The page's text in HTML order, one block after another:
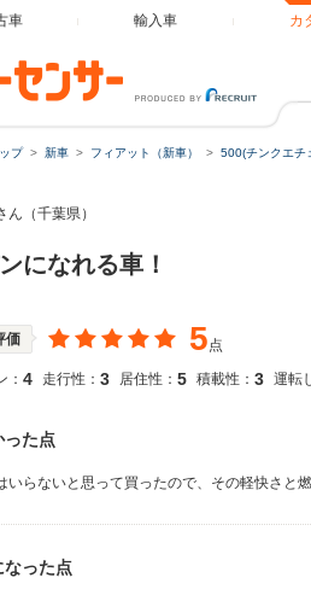
車 輸入車 カ
プ 新車 フィアット（新車） 500(チンクエチ
ん（千葉県）
になれる車！
価 5点
： 4 走行性： 3 居住性： 5 積載性： 3 運転
った点
いらないと思って買ったので、その軽快さと
なった点